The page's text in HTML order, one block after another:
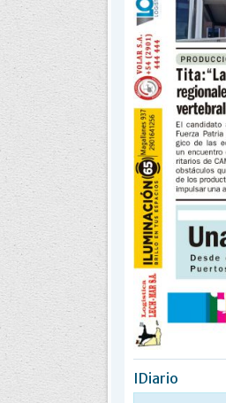
IDiario